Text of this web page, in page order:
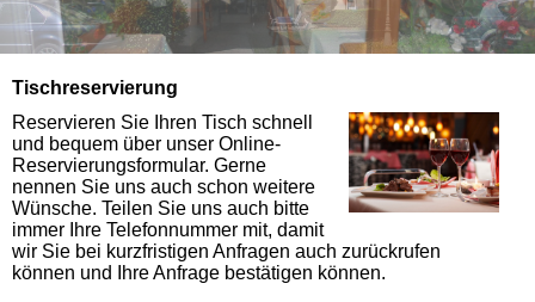
Tischreservierung
Reservieren Sie Ihren Tisch schnell
und bequem über unser Online-
Reservierungsformular. Gerne
nennen Sie uns auch schon weitere
Wünsche. Teilen Sie uns auch bitte
immer Ihre Telefonnummer mit, damit
wir Sie bei kurzfristigen Anfragen auch zurückrufen
können und Ihre Anfrage bestätigen können.